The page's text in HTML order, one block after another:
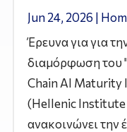
Jun 24, 2026 |
Έρευνα για για
διαμόρφωση του
Chain AI Maturity
(Hellenic Institute
ανακοινώνει την